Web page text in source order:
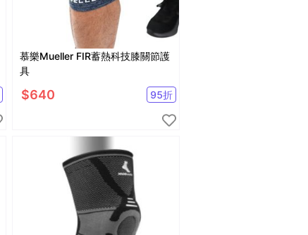
慕樂Mueller FIR蓄熱科技膝關節護
具
$640 95折